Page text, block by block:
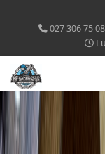
027 306 75 08